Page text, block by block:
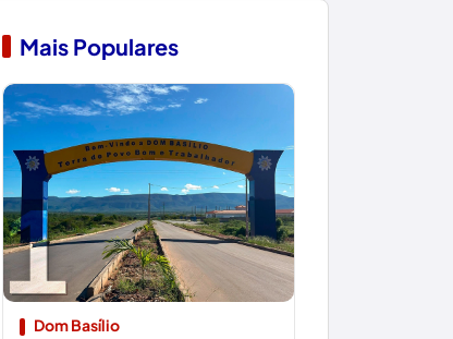
Mais Populares
1
Dom Basílio